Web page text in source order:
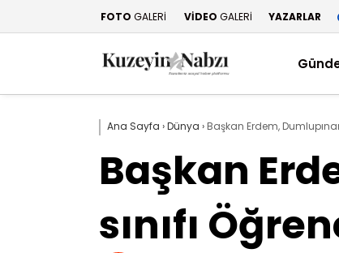
FOTO GALERİ VİDEO GALERİ YAZARLAR
Ana Sayfa ›Dünya › Başkan Erdem,
Başkan
sınıfı